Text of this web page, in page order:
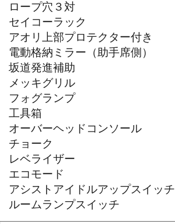
ロープ穴３対
セイコーラック
アオリ上部プロテクター付き
電動格納ミラー（助手席側）
坂道発進補助
メッキグリル
フォグランプ
工具箱
オーバーヘッドコンソール
チョーク
レベライザー
エコモード
アシストアイドルアップスイッチ
ルームランプスイッチ